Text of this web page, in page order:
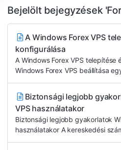
Bejelölt bejegyzések
A Windows Forex VPS
konfigurálása
A Windows Forex VPS telepítése
Windows Forex VPS beállítása
Biztonsági legjobb
VPS használatakor
Biztonsági legjobb gyakorlatok
használatakor A kereskedési